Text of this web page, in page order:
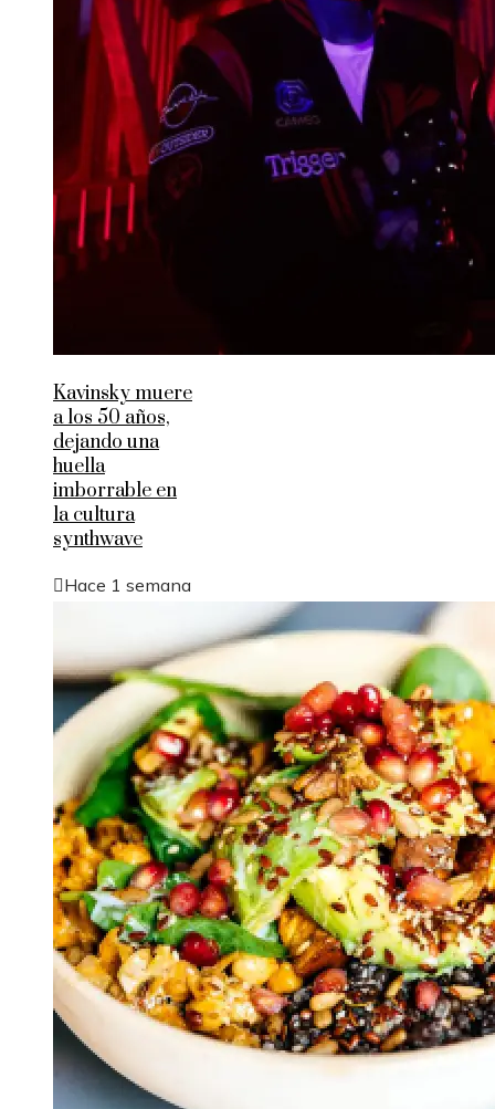
Kavinsky muere
a los 50 años,
dejando una
huella
imborrable en
la cultura
synthwave
Hace 1 semana